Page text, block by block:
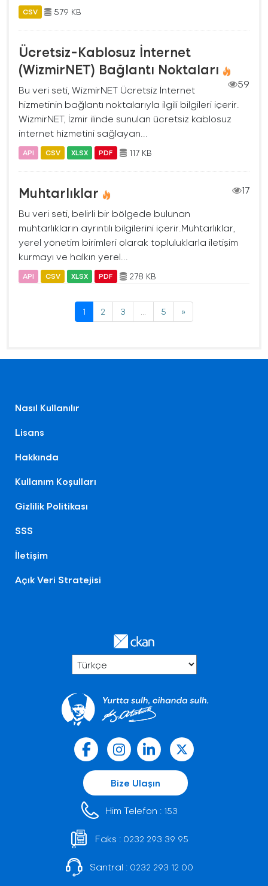
CSV 579 KB
Ücretsiz-Kablosuz İnternet
(WizmirNET) Bağlantı Noktaları
59
Bu veri seti, WizmirNET Ücretsiz İnternet
hizmetinin bağlantı noktalarıyla ilgili bilgileri içerir.
WizmirNET, İzmir ilinde sunulan ücretsiz kablosuz
internet hizmetini sağlayan...
API CSV XLSX PDF 117 KB
Muhtarlıklar
17
Bu veri seti, belirli bir bölgede bulunan
muhtarlıkların ayrıntılı bilgilerini içerir.Muhtarlıklar,
yerel yönetim birimleri olarak topluluklarla iletişim
kurmayı ve halkın yerel...
API CSV XLSX PDF 278 KB
1 2 3 5 »
Nasıl Kullanılır
Lisans
Hakkında
Kullanım Koşulları
Gizlilik Politikası
SSS
İletişim
Açık Veri Stratejisi
Bize Ulaşın
Him Telefon : 153
Faks : 0232 293 39 95
Santral : 0232 293 12 00